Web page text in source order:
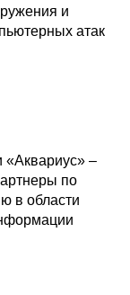
и
атак
–
по
в области